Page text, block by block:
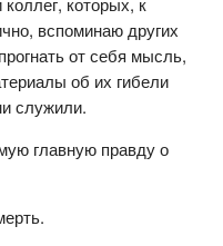
вспоминаю других
от себя мысль,
об их гибели
служили.
главную правду о